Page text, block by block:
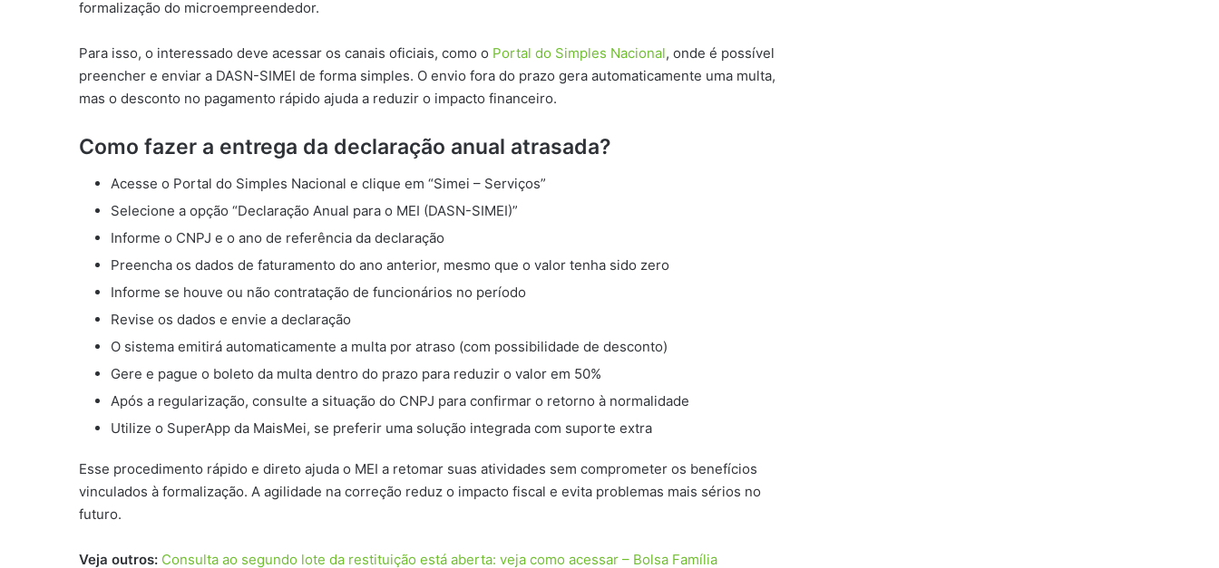
formalização do microempreendedor.
Para isso, o interessado deve acessar os canais oficiais, como o Portal do Simples Nacional, onde é possível
preencher e enviar a DASN-SIMEI de forma simples. O envio fora do prazo gera automaticamente uma multa,
mas o desconto no pagamento rápido ajuda a reduzir o impacto financeiro.
Como fazer a entrega da declaração anual atrasada?
Acesse o Portal do Simples Nacional e clique em “Simei – Serviços”
Selecione a opção “Declaração Anual para o MEI (DASN-SIMEI)”
Informe o CNPJ e o ano de referência da declaração
Preencha os dados de faturamento do ano anterior, mesmo que o valor tenha sido zero
Informe se houve ou não contratação de funcionários no período
Revise os dados e envie a declaração
O sistema emitirá automaticamente a multa por atraso (com possibilidade de desconto)
Gere e pague o boleto da multa dentro do prazo para reduzir o valor em 50%
Após a regularização, consulte a situação do CNPJ para confirmar o retorno à normalidade
Utilize o SuperApp da MaisMei, se preferir uma solução integrada com suporte extra
Esse procedimento rápido e direto ajuda o MEI a retomar suas atividades sem comprometer os benefícios
vinculados à formalização. A agilidade na correção reduz o impacto fiscal e evita problemas mais sérios no
futuro.
Veja outros: Consulta ao segundo lote da restituição está aberta: veja como acessar – Bolsa Família